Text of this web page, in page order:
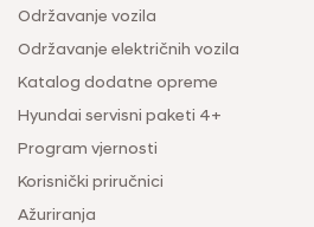
Održavanje vozila
Održavanje električnih vozila
Katalog dodatne opreme
Hyundai servisni paketi 4+
Program vjernosti
Korisnički priručnici
Ažuriranja